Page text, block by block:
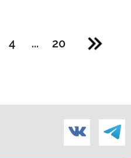
4 ... 20